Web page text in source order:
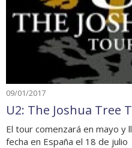
09/01/2017
U2: The Joshua Tree
El tour comenzará en mayo y
fecha en España el 18 de julio